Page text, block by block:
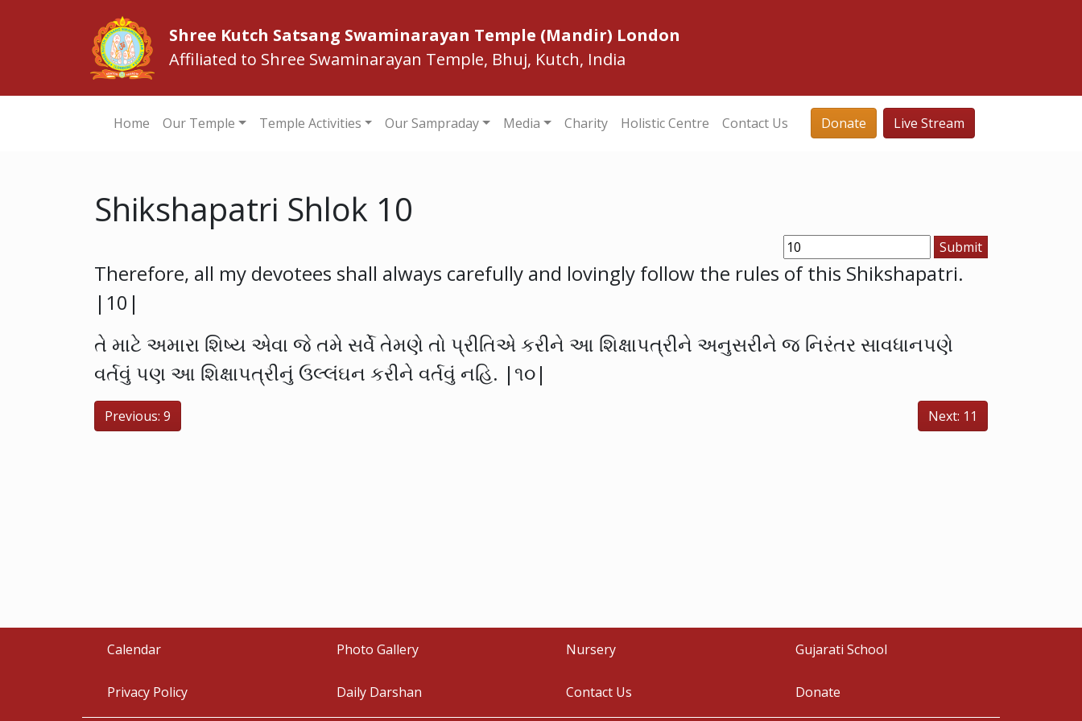
Shree Kutch Satsang Swaminarayan Temple (Mandir) London
Affiliated to Shree Swaminarayan Temple, Bhuj, Kutch, India
Home Our Temple Temple Activities Our Sampraday Media Charity Holistic Centre Contact Us Donate Live Stream
Shikshapatri Shlok 10
Therefore, all my devotees shall always carefully and lovingly follow the rules of this Shikshapatri.
|10|
તે માટે અમારા શિષ્ય એવા જે તમે સર્વે તેમણે તો પ્રીતિએ કરીને આ શિક્ષાપત્રીને અનુસરીને જ નિરંતર સાવધાનપણે
વર્તવું પણ આ શિક્ષાપત્રીનું ઉલ્લંઘન કરીને વર્તવું નહિ. |૧૦|
Previous: 9 Next: 11
Calendar
Privacy Policy
Photo Gallery
Daily Darshan
Nursery
Contact Us
Gujarati School
Donate